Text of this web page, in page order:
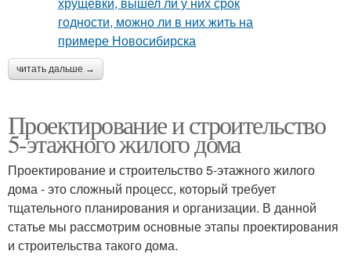
читать дальше →
Проектирование и строительство
5-этажного жилого дома
Проектирование и строительство 5-этажного жилого
дома - это сложный процесс, который требует
тщательного планирования и организации. В данной
статье мы рассмотрим основные этапы проектирования
и строительства такого дома.